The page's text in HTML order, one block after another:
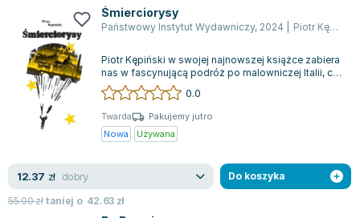
Joanna Racewicz
Maria Seweryn
Janina Zającówna
Eric Helms
Anna Prus (oprac.)
Nela Mała Reporterka
Agnieszka Maciąg
Barbara Wrzesińska
Terry Pratchett
Virginia Woolf
Śmierciorysy
Państwowy Instytut Wydawniczy, 2024 Piotr Kępiński
Piotr Kępiński w swojej najnowszej książce zabiera
nas w fascynującą podróż po malowniczej Italii, co
nie powinno zaskakiwać fanów...
0.0
Twarda
Pakujemy jutro
Nowa
Używana
12.37 zł dobry
55.00złtaniej o 42.63 zł
Do koszyka